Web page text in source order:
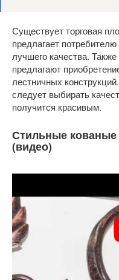
Существует торговая
предлагает
лучшего качества.
предлагают
лестничных
следует выбирать
получится красивым.
Стильные
(видео)